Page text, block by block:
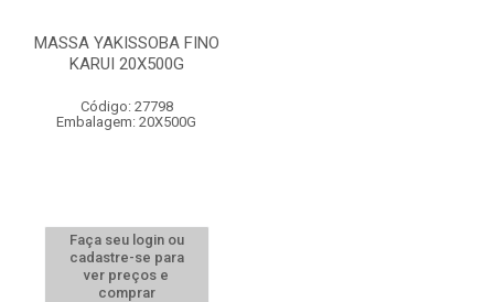
MASSA YAKISSOBA FINO
KARUI 20X500G
Código: 27798
Embalagem: 20X500G
Faça seu login ou
cadastre-se para
ver preços e
comprar